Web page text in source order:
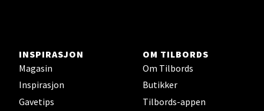
INSPIRASJON
Magasin
Inspirasjon
Gavetips
OM TILBORDS
Om Tilbords
Butikker
Tilbords-appen
Senter Madla
Madlakrossen nr 9, 4042 Stavanger
Åpent i dag 10-19